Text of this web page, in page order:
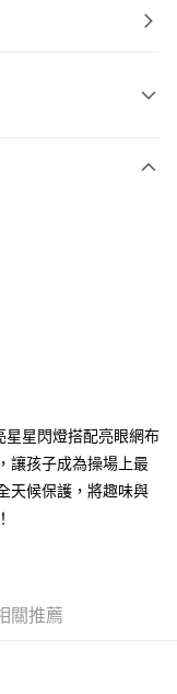
使用無須另外申請。
動跳轉到大哥付的交易
止日，確認付款後即完
確認頁面所載為準。
通過，訂單將自動取
你分期系統評分，恕無
月結算日後寄送繳費提
星星閃燈搭配亮眼網布
讓孩子成為操場上最
天候保護，將趣味與
關推薦